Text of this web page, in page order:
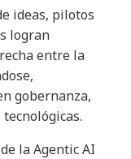
ideas, pilotos
logran
entre la
gobernanza,
la Agentic AI